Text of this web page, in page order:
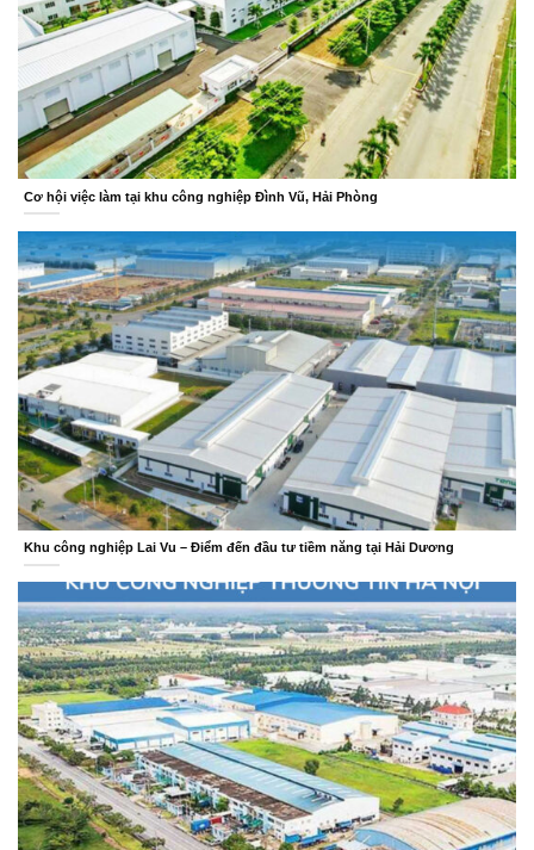
Cơ hội việc làm tại khu công nghiệp Đình Vũ, Hải Phòng
Khu công nghiệp Lai Vu – Điểm đến đầu tư tiềm năng tại Hải Dương